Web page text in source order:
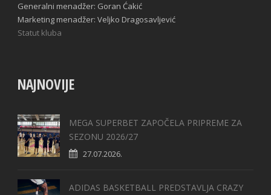
Generalni menadžer: Goran Ćakić
Marketing menadžer: Veljko Dragosavljević
Statut kluba
NAJNOVIJE
MEGA SUPERBET ZAPOČELA PRIPREME ZA
SEZONU 2026/27
27.07.2026.
ADIDAS BASKETBALL PREDSTAVLJA CRAZY